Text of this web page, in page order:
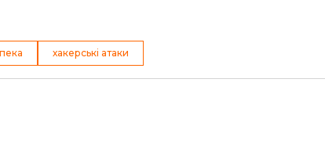
хакерські атаки